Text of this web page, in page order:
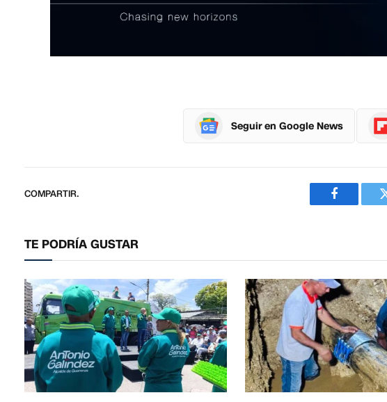
Seguir en Google News
COMPARTIR.
TE PODRÍA GUSTAR